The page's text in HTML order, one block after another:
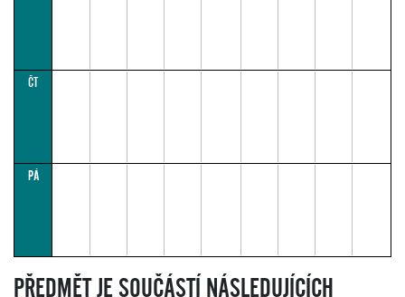
ČT
PÁ
PŘEDMĚT JE SOUČÁSTÍ NÁSLEDUJÍCÍCH